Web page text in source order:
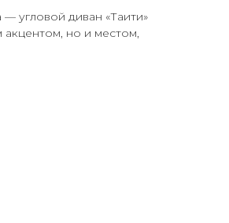
угловой диван «Таити»
акцентом, но и местом,